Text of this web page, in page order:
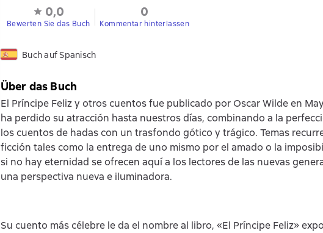
0,0
Bewerten Sie das Buch
0
Kommentar hinterlassen
Buch auf Spanisch
Über das Buch
El Príncipe Feliz y otros cuentos fue publicado por Oscar Wilde en
ha perdido su atracción hasta nuestros días, combinando a la
los cuentos de hadas con un trasfondo gótico y trágico. Temas
ficción tales como la entrega de uno mismo por el amado o la
si no hay eternidad se ofrecen aquí a los lectores de las nuevas
una perspectiva nueva e iluminadora.
Su cuento más célebre le da el nombre al libro, «El Príncipe Feliz»